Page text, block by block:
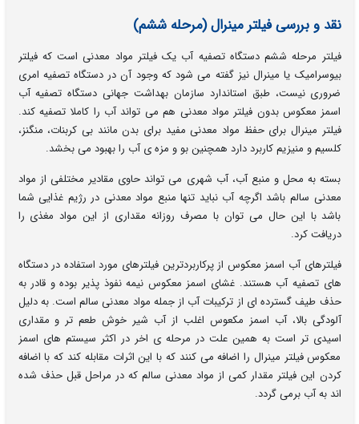
نقد و بررسی فیلتر مینرال (مرحله ششم)
فیلتر مرحله ششم دستگاه تصفیه آب یک فیلتر مواد معدنی است که فیلتر
بیوسرامیک یا مینرال نیز گفته می شود که وجود آن در دستگاه تصفیه امری
ضروری نیست، طبق استاندارد سازمان بهداشت جهانی دستگاه تصفیه آب
اسمز معکوس بدون فیلتر مواد معدنی هم می تواند آب را کاملا تصفیه کند.
فیلتر مینرال برای حفظ مواد معدنی مفید برای بدن مانند بی کربنات، منگنز،
کلسیم و منیزیم کاربرد دارد همچنین بو و مزه ی آب را بهبود می بخشد.
بسته به محل و منبع آب، آب شهری می تواند حاوی مقادیر مختلفی از مواد
معدنی سالم باشد اگرچه آب نباید تنها منبع مواد معدنی در رژیم غذایی شما
باشد با این حال می توان با مصرف روزانه مقداری از این مواد مغذی را
دریافت کرد.
فیلترهای آب اسمز معکوس از پرکاربردترین فیلترهای مورد استفاده در دستگاه
های تصفیه آب هستند. غشای اسمز معکوس نیمه نفوذ پذیر بوده و قادر به
حذف طیف گسترده ای از ترکیبات آب از جمله مواد معدنی سالم است. به دلیل
آلودگی بالا، آب اسمز مکعوس اغلب از آب شیر خوش طعم تر و مقداری
اسیدی تر است به همین علت در مرحله ی اخر در اکثر سیستم های اسمز
معکوس فیلتر مینرال را اضافه می کنند که با این اثرات مقابله کند که با اضافه
کردن این فیلتر مقدار کمی از مواد معدنی سالم که در مراحل قبل حذف شده
اند به آب برمی گردد.